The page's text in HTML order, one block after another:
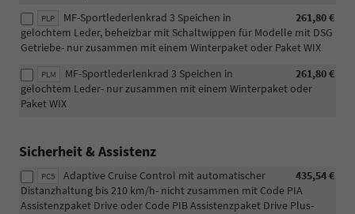
PLP 261,80 €
MF-Sportlederlenkrad 3 Speichen in
gelochtem Leder, beheizbar mit Schaltwippen für Modelle mit DSG
Getriebe- nur zusammen mit einem Winterpaket oder Paket WIX
PLM 261,80 €
MF-Sportlederlenkrad 3 Speichen in
gelochtem Leder- nur zusammen mit einem Winterpaket oder
Paket WIX
Sicherheit & Assistenz
PC5 435,54 €
Adaptive Cruise Control mit automatischer
Distanzhaltung bis 210 km/h- nicht zusammen mit Code PIA
Assistenzpaket Drive oder Code PIB Assistenzpaket Drive Plus-